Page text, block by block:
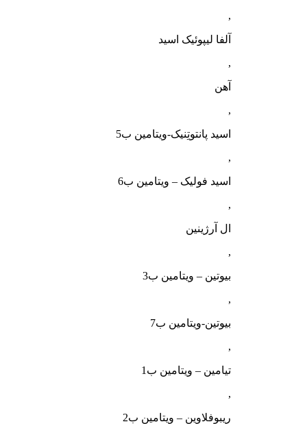
,
آلفا لیپوئیک اسید
,
آهن
,
اسید پانتوتِنیک-ویتامین ب5
,
اسید فولیک – ویتامین ب6
,
ال آرژینین
,
بیوتین – ویتامین ب3
,
بیوتین-ویتامین ب7
,
تیامین – ویتامین ب1
,
ریبوفلاوین – ویتامین ب2